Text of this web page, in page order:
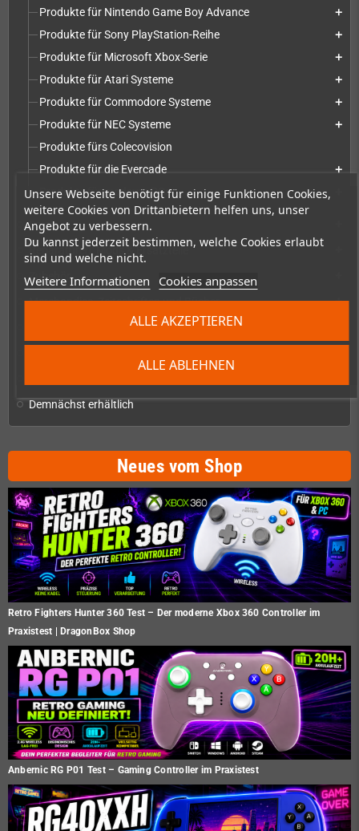
Unsere Webseite benötigt für einige Funktionen Cookies,
weitere Cookies von Drittanbietern helfen uns, unser
Angebot zu verbessern.
Du kannst jederzeit bestimmen, welche Cookies erlaubt
sind und welche nicht.
Weitere Informationen Cookies anpassen
ALLE ABLEHNEN
ALLE AKZEPTIEREN
Produkte für Nintendo Game Boy Advance add
Produkte für Sony PlayStation-Reihe add
Produkte für Microsoft Xbox-Serie add
Produkte für Atari Systeme add
Produkte für Commodore Systeme add
Produkte für NEC Systeme add
Produkte fürs Colecovision
Produkte für die Evercade
add
Produkte für moderne PCs
Spiele
Reparaturen, Mods & Ersatzteile
Zubehör
Merchandise, Zeitschriften und Bücher add
Checkmate & Retro Monitor
Demnächst erhältlich
Neues vom Shop
Retro Fighters Hunter 360 Test – Der moderne Xbox 360 Controller im
Praxistest | DragonBox Shop
Anbernic RG P01 Test – Gaming Controller im Praxistest